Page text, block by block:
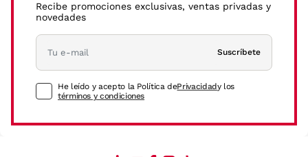
Recibe promociones exclusivas, ventas privadas y
novedades
Suscríbete
He leído y acepto la Política dePrivacidady los
términos y condiciones